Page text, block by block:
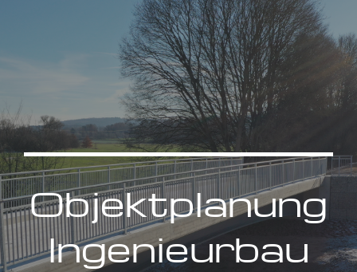
Objektplanung
Ingenieurbau